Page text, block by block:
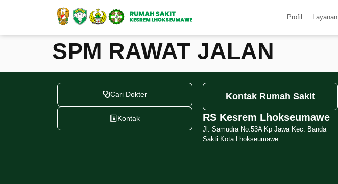
Profil Layanan
SPM RAWAT JALAN
Cari Dokter
Kontak
Kontak Rumah Sakit
RS Kesrem Lhokseumawe
Jl. Samudra No.53A Kp Jawa Kec. Banda
Sakti Kota Lhokseumawe